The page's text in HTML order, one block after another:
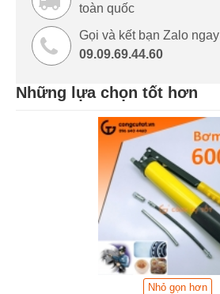
toàn quốc
Gọi và kết bạn Zalo ngay
09.09.69.44.60
Những lựa chọn tốt hơn
Nhỏ gọn hơn